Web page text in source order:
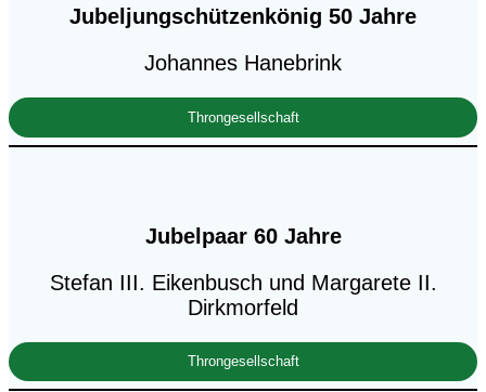
Jubeljungschützenkönig 50 Jahre
Johannes Hanebrink
Throngesellschaft
Jubelpaar 60 Jahre
Stefan III. Eikenbusch und Margarete II.
Dirkmorfeld
Throngesellschaft